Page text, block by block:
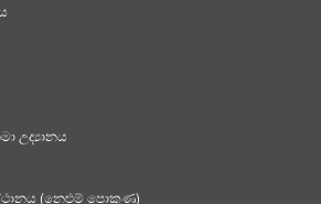
උද්‍යානය
(නෙළුම් පොකුණ)